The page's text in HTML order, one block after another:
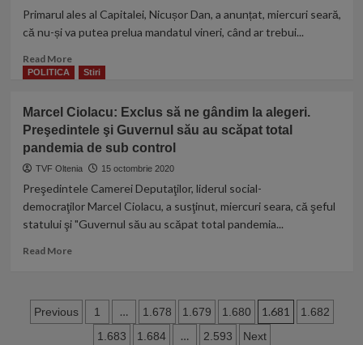
atatea
luni
de
pandemie
Covid-
Primarul ales al Capitalei, Nicușor Dan, a anunțat, miercuri seară,
că nu-și va putea prelua mandatul vineri, când ar trebui...
Read MoreRead
more
Dan
nu
mai
depune
vineri.
„Din
păcate,
mandatului
mai
întârzia”
POLITICA Stiri
Marcel Ciolacu: Exclus să ne gândim la alegeri.
Preşedintele şi Guvernul său au scăpat total
pandemia de sub control
TVF Oltenia 15 octombrie 2020
Preşedintele Camerei Deputaţilor, liderul social-
democraţilor Marcel Ciolacu, a susţinut, miercuri seara, că şeful
statului şi "Guvernul său au scăpat total pandemia...
Read MoreRead
Ciolacu:
Exclus
Paginație
Previous 1 … 1.678 1.679 1.680 1.681
1.682
1.683
1.684 … 2.593 Next